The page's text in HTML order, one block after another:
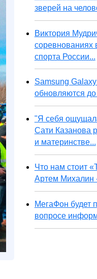
зверей на
Виктория
соревнованиях
спорта России...
Samsung
обновляются
"Я себя
Сати Казанова
и материнстве...
Что нам стоит
Артем Михалин
МегаФон будет
вопросе